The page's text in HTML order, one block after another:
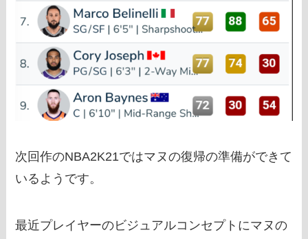
次回作のNBA2K21ではマヌの復帰の準備ができて
いるようです。
最近プレイヤーのビジュアルコンセプトにマヌの